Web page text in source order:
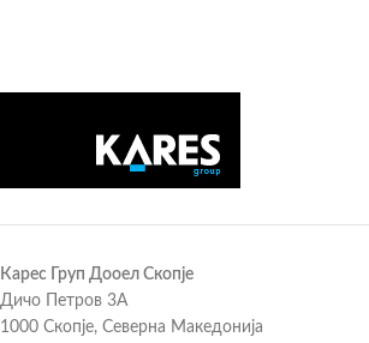
Карес Груп Дооел Скопје
Дичо Петров 3А
1000 Скопје, Северна Македонија